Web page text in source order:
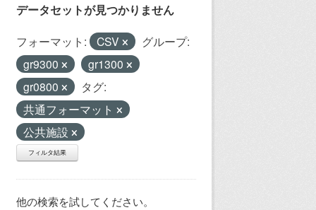
データセットが見つかりません
フォーマット: CSV
グループ:
gr9300
gr1300
gr0800
タグ:
共通フォーマット
公共施設
フィルタ結果
他の検索を試してください。